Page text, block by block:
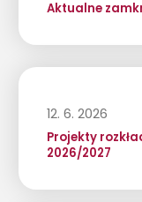
Aktualne
12. 6. 2026
Projekty
2026/2027